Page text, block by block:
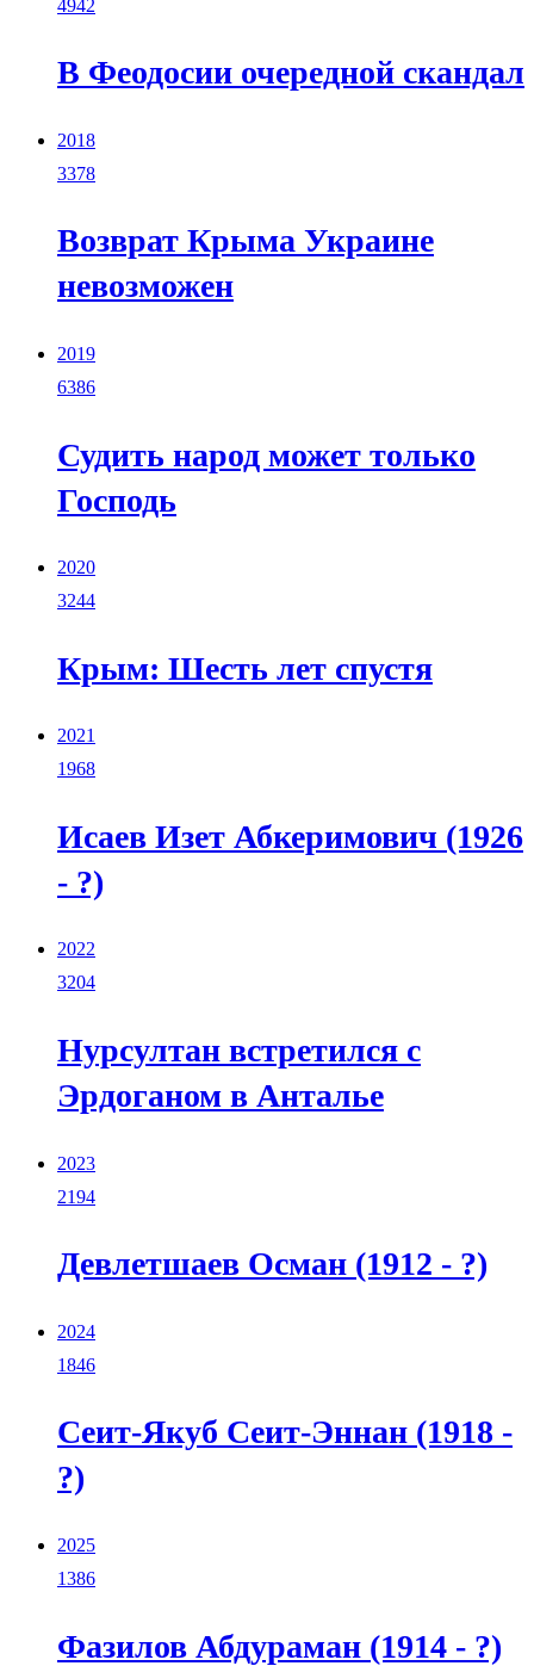
4942
В Феодосии очередной скандал
2018
3378
Возврат Крыма Украине
невозможен
2019
6386
Судить народ может только
Господь
2020
3244
Крым: Шесть лет спустя
2021
1968
Исаев Изет Абкеримович (1926
- ?)
2022
3204
Нурсултан встретился с
Эрдоганом в Анталье
2023
2194
Девлетшаев Осман (1912 - ?)
2024
1846
Сеит-Якуб Сеит-Эннан (1918 -
?)
2025
1386
Фазилов Абдураман (1914 - ?)